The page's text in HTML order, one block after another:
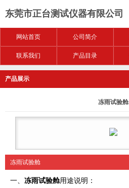
东莞市正台测试仪器有限公司
网站首页 公司简介
联系我们 产品目录
产品展示
冻雨试验舱
冻雨试验舱
一、 冻雨试验舱用途说明：